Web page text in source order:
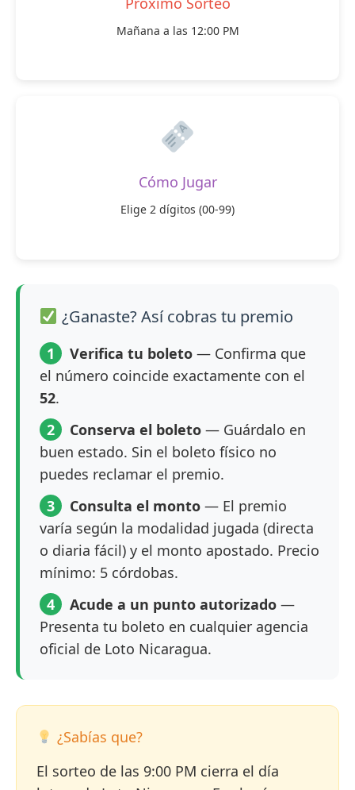
Mañana a las 12:00 PM
Cómo Jugar
Elige 2 dígitos (00-99)
¿Ganaste? Así cobras tu premio
1 Verifica tu boleto — Confirma que
el número coincide exactamente con el
52.
2
Conserva el boleto — Guárdalo en
buen estado. Sin el boleto físico no
puedes reclamar el premio.
3
Consulta el monto — El premio
varía según la modalidad jugada (directa
o diaria fácil) y el monto apostado. Precio
mínimo: 5 córdobas.
4
Acude a un punto autorizado —
Presenta tu boleto en cualquier agencia
oficial de Loto Nicaragua.
¿Sabías que?
El sorteo de las 9:00 PM cierra el día